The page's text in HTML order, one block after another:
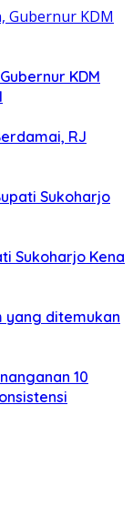
KDM
RJ
Sukoharjo
Sukoharjo Kena
yang ditemukan
10